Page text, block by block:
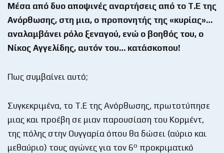
Μέσα από δυο αποψινές αναρτήσεις από το Τ.Ε της
Ανόρθωσης, στη μια, ο προπονητής της «κυρίας»…
αναλαμβάνει ρόλο ξεναγού, ενώ ο βοηθός του, ο
Νίκος Αγγελίδης, αυτόν του… κατάσκοπου!
Πως συμβαίνει αυτό;
Συγκεκριμένα, το Τ.Ε της Ανόρθωσης, πρωτοτύπησε
μιας και προέβη σε μιαν παρουσίαση του Κορμέντ,
της πόλης στην Ουγγαρία όπου θα δώσει (αύριο και
μεθαύριο) τους αγώνες για τον 6ο προκριματικό